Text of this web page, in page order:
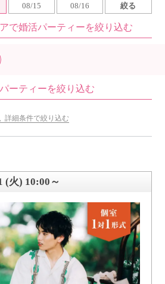
ポリシー
ントで最新情報を配信中！
1,300店の中から
良結婚相談所をご紹介
08/15
08/16
絞る
で婚活パーティーを絞り込む
ーティーを絞り込む
詳細条件で絞り込む
(火) 10:00～